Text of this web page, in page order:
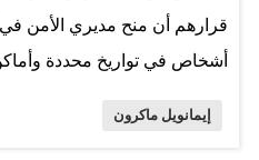
قرارهم أن منح مديري الأمن في
أشخاص في تواريخ محددة
إيمانويل ماكرون